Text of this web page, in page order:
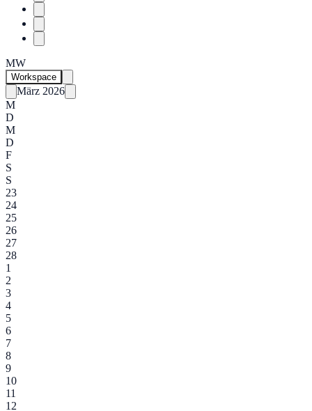
MW
Workspace
März 2026
M
D
M
D
F
S
S
23
24
25
26
27
28
1
2
3
4
5
6
7
8
9
10
11
12